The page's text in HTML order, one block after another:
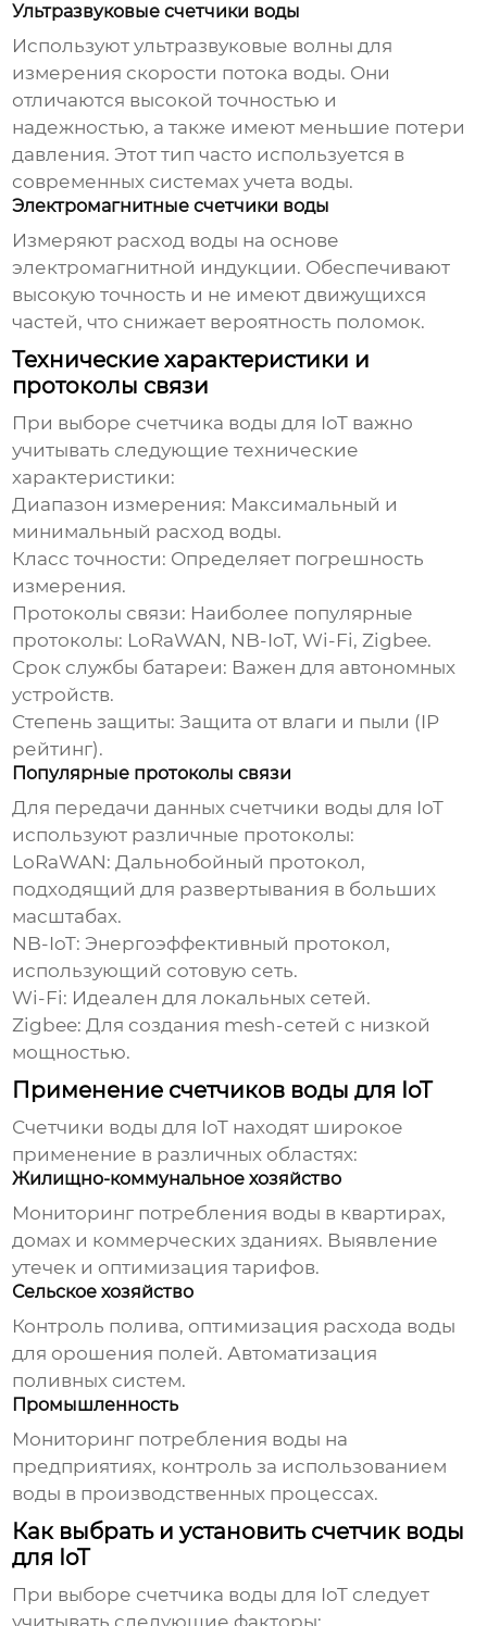
Ультразвуковые счетчики воды
Используют ультразвуковые волны для
измерения скорости потока воды. Они
отличаются высокой точностью и
надежностью, а также имеют меньшие потери
давления. Этот тип часто используется в
современных системах учета воды.
Электромагнитные счетчики воды
Измеряют расход воды на основе
электромагнитной индукции. Обеспечивают
высокую точность и не имеют движущихся
частей, что снижает вероятность поломок.
Технические характеристики и
протоколы связи
При выборе счетчика воды для IoT важно
учитывать следующие технические
характеристики:
Диапазон измерения: Максимальный и
минимальный расход воды.
Класс точности: Определяет погрешность
измерения.
Протоколы связи: Наиболее популярные
протоколы: LoRaWAN, NB-IoT, Wi-Fi, Zigbee.
Срок службы батареи: Важен для автономных
устройств.
Степень защиты: Защита от влаги и пыли (IP
рейтинг).
Популярные протоколы связи
Для передачи данных счетчики воды для IoT
используют различные протоколы:
LoRaWAN: Дальнобойный протокол,
подходящий для развертывания в больших
масштабах.
NB-IoT: Энергоэффективный протокол,
использующий сотовую сеть.
Wi-Fi: Идеален для локальных сетей.
Zigbee: Для создания mesh-сетей с низкой
мощностью.
Применение счетчиков воды для IoT
Счетчики воды для IoT находят широкое
применение в различных областях:
Жилищно-коммунальное хозяйство
Мониторинг потребления воды в квартирах,
домах и коммерческих зданиях. Выявление
утечек и оптимизация тарифов.
Сельское хозяйство
Контроль полива, оптимизация расхода воды
для орошения полей. Автоматизация
поливных систем.
Промышленность
Мониторинг потребления воды на
предприятиях, контроль за использованием
воды в производственных процессах.
Как выбрать и установить счетчик воды
для IoT
При выборе счетчика воды для IoT следует